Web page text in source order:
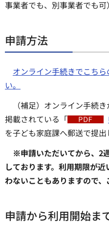
事業者でも、別事業者でも可）
申請方法
オンライン手続きでこち
い。
（補足）オンライン手続
掲載されている「
を子ども家庭課へ郵送で提出
※申請いただいてから、2
しております。利用期限が
わないこともありますので、
申請から利用開始ま